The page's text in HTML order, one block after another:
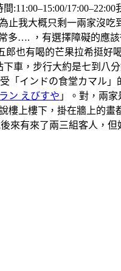
我大概只剩一兩家沒
多…. ，有選擇障礙的應
也有喝的芒果拉希挺好
車，步行大約是七到八
「インドの食堂カマル
ン えびすや 」。對，兩
樓上樓下，掛在牆上的
來有來了兩三組客人，